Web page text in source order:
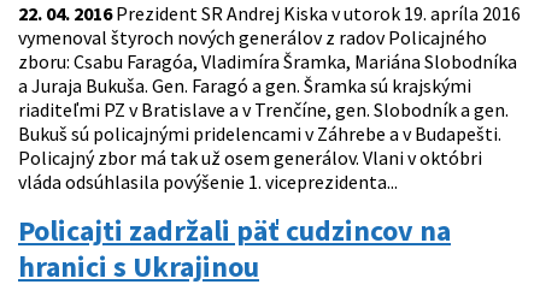
22. 04. 2016Prezident SR Andrej Kiska v utorok 19. apríla 2016
vymenoval štyroch nových generálov z radov Policajného
zboru: Csabu Faragóa, Vladimíra Šramka, Mariána Slobodníka
a Juraja Bukuša. Gen. Faragó a gen. Šramka sú krajskými
riaditeľmi PZ v Bratislave a v Trenčíne, gen. Slobodník a gen.
Bukuš sú policajnými pridelencami v Záhrebe a v Budapešti.
Policajný zbor má tak už osem generálov. Vlani v októbri
vláda odsúhlasila povýšenie 1. viceprezidenta...
Policajti zadržali päť cudzincov na
hranici s Ukrajinou